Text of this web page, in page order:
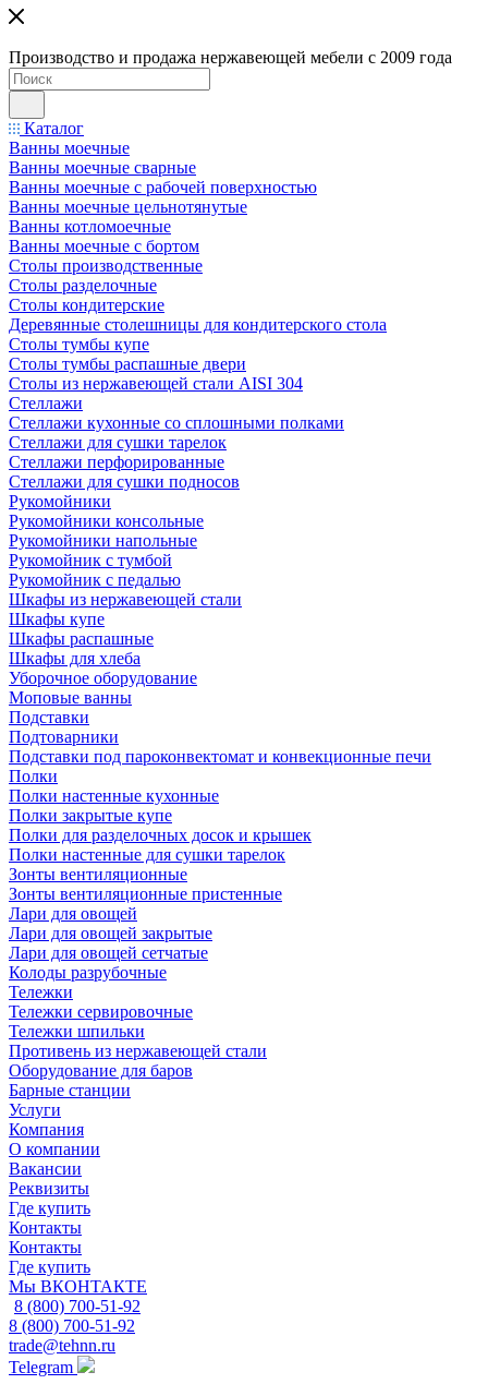
Производство и продажа нержавеющей мебели с 2009 года
Каталог
Ванны моечные
Ванны моечные сварные
Ванны моечные с рабочей поверхностью
Ванны моечные цельнотянутые
Ванны котломоечные
Ванны моечные с бортом
Столы производственные
Столы разделочные
Столы кондитерские
Деревянные столешницы для кондитерского стола
Столы тумбы купе
Столы тумбы распашные двери
Столы из нержавеющей стали AISI 304
Стеллажи
Стеллажи кухонные со сплошными полками
Стеллажи для сушки тарелок
Стеллажи перфорированные
Стеллажи для сушки подносов
Рукомойники
Рукомойники консольные
Рукомойники напольные
Рукомойник с тумбой
Рукомойник с педалью
Шкафы из нержавеющей стали
Шкафы купе
Шкафы распашные
Шкафы для хлеба
Уборочное оборудование
Моповые ванны
Подставки
Подтоварники
Подставки под пароконвектомат и конвекционные печи
Полки
Полки настенные кухонные
Полки закрытые купе
Полки для разделочных досок и крышек
Полки настенные для сушки тарелок
Зонты вентиляционные
Зонты вентиляционные пристенные
Лари для овощей
Лари для овощей закрытые
Лари для овощей сетчатые
Колоды разрубочные
Тележки
Тележки сервировочные
Тележки шпильки
Противень из нержавеющей стали
Оборудование для баров
Барные станции
Услуги
Компания
О компании
Вакансии
Реквизиты
Где купить
Контакты
Контакты
Где купить
Мы ВКОНТАКТЕ
8 (800) 700-51-92
8 (800) 700-51-92
trade@tehnn.ru
Telegram